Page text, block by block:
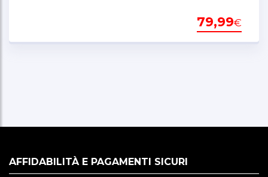
1 x testina di ricarica wireless impermeabile USB
79,99€
AFFIDABILITÀ E PAGAMENTI SICURI